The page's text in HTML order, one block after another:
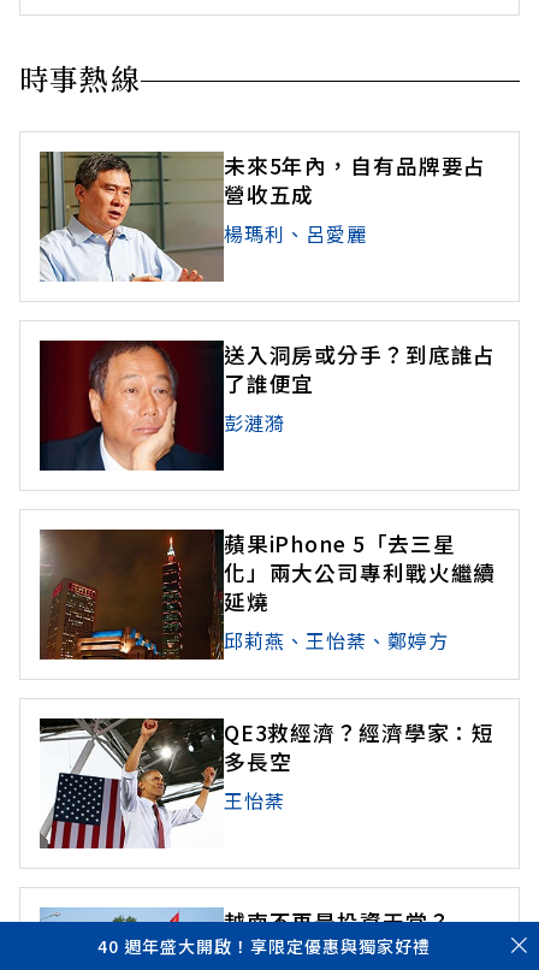
時事熱線
未來5年內，自有品牌要占
營收五成
楊瑪利、呂愛麗
送入洞房或分手？到底誰占
了誰便宜
彭漣漪
蘋果iPhone 5「去三星
化」兩大公司專利戰火繼續
延燒
邱莉燕、王怡棻、鄭婷方
QE3救經濟？經濟學家：短
多長空
王怡棻
越南不再是投資天堂？
彭杏珠
40 週年盛大開啟！享限定優惠與獨家好禮